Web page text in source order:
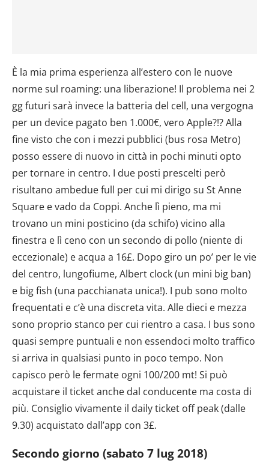
È la mia prima esperienza all’estero con le nuove
norme sul roaming: una liberazione! Il problema nei 2
gg futuri sarà invece la batteria del cell, una vergogna
per un device pagato ben 1.000€, vero Apple?!? Alla
fine visto che con i mezzi pubblici (bus rosa Metro)
posso essere di nuovo in città in pochi minuti opto
per tornare in centro. I due posti prescelti però
risultano ambedue full per cui mi dirigo su St Anne
Square e vado da Coppi. Anche lì pieno, ma mi
trovano un mini posticino (da schifo) vicino alla
finestra e lì ceno con un secondo di pollo (niente di
eccezionale) e acqua a 16£. Dopo giro un po’ per le vie
del centro, lungofiume, Albert clock (un mini big ban)
e big fish (una pacchianata unica!). I pub sono molto
frequentati e c’è una discreta vita. Alle dieci e mezza
sono proprio stanco per cui rientro a casa. I bus sono
quasi sempre puntuali e non essendoci molto traffico
si arriva in qualsiasi punto in poco tempo. Non
capisco però le fermate ogni 100/200 mt! Si può
acquistare il ticket anche dal conducente ma costa di
più. Consiglio vivamente il daily ticket off peak (dalle
9.30) acquistato dall’app con 3£.
Secondo giorno (sabato 7 lug 2018)